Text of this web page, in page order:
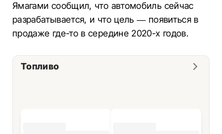
Ямагами сообщил, что автомобиль сейчас
разрабатывается, и что цель — появиться в
продаже где-то в середине 2020-х годов.
Топливо